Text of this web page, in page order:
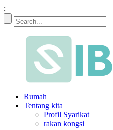
;
Rumah
Tentang kita
Profil Syarikat
rakan kongsi